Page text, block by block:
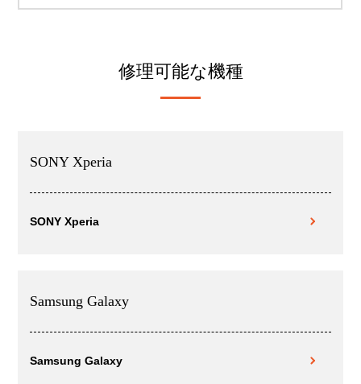
修理可能な機種
SONY Xperia
SONY Xperia
Samsung Galaxy
Samsung Galaxy